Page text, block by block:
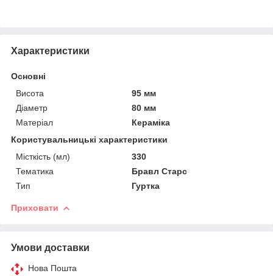
Характеристики
Основні
Висота
95 мм
Діаметр
80 мм
Матеріал
Кераміка
Користувальницькі характеристики
Місткість (мл)
330
Тематика
Бравл Старс
Тип
Гуртка
Приховати
Умови доставки
Нова Пошта